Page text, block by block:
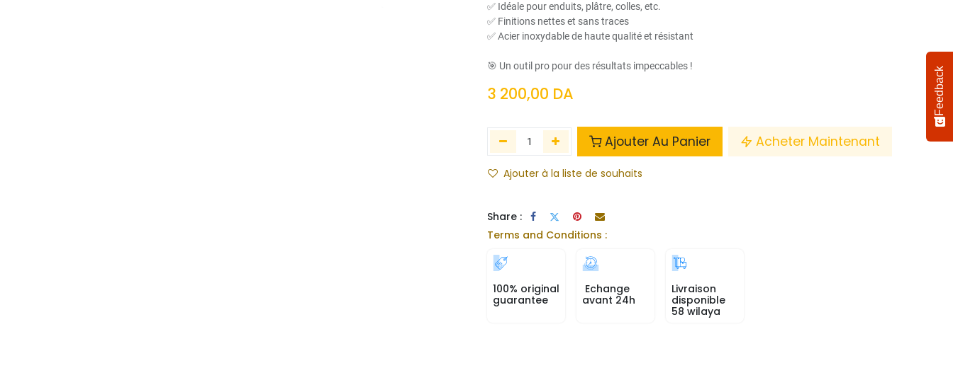
✅ Idéale pour enduits, plâtre, colles, etc.
✅ Finitions nettes et sans traces
✅ Acier inoxydable de haute qualité et résistant
🎯 Un outil pro pour des résultats impeccables !
3 200,00 DA
Ajouter Au Panier Acheter Maintenant
Ajouter à la liste de souhaits
Share :
Terms and Conditions :
100% original
guarantee
Echange
avant 24h
Livraison
disponible
58 wilaya
Feedback